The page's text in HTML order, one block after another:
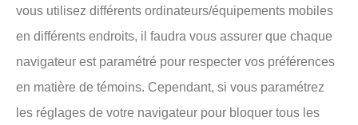
vous utilisez différents ordinateurs/équipements mobiles
en différents endroits, il faudra vous assurer que chaque
navigateur est paramétré pour respecter vos préférences
en matière de témoins. Cependant, si vous paramétrez
les réglages de votre navigateur pour bloquer tous les